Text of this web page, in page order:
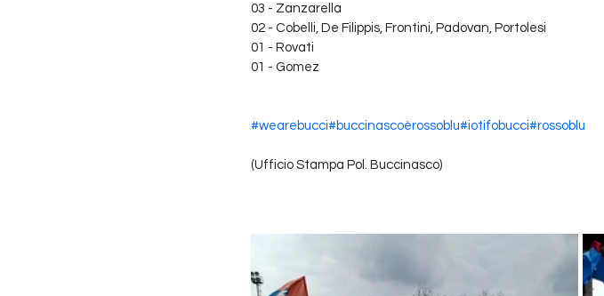
03 - Zanzarella
02 - Cobelli, De Filippis, Frontini, Padovan, Portolesi
01 - Rovati
01 - Gomez
#wearebucci#buccinascoèrossoblu#iotifobucci#rossoblu
(Ufficio Stampa Pol. Buccinasco)